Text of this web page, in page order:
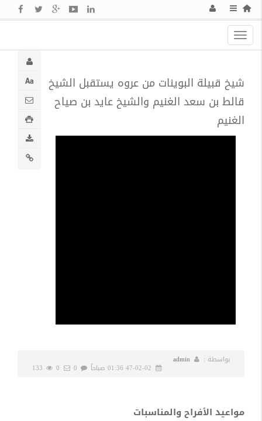
Toggle
navigation
شيخ قبيلة البوينات من عروه يستقبل الشيخ
قالط بن سعد الغنيم والشيخ عايد بن صياح
الغنيم
بواسطة : admin
مواعيد الأفراح والمناسبات